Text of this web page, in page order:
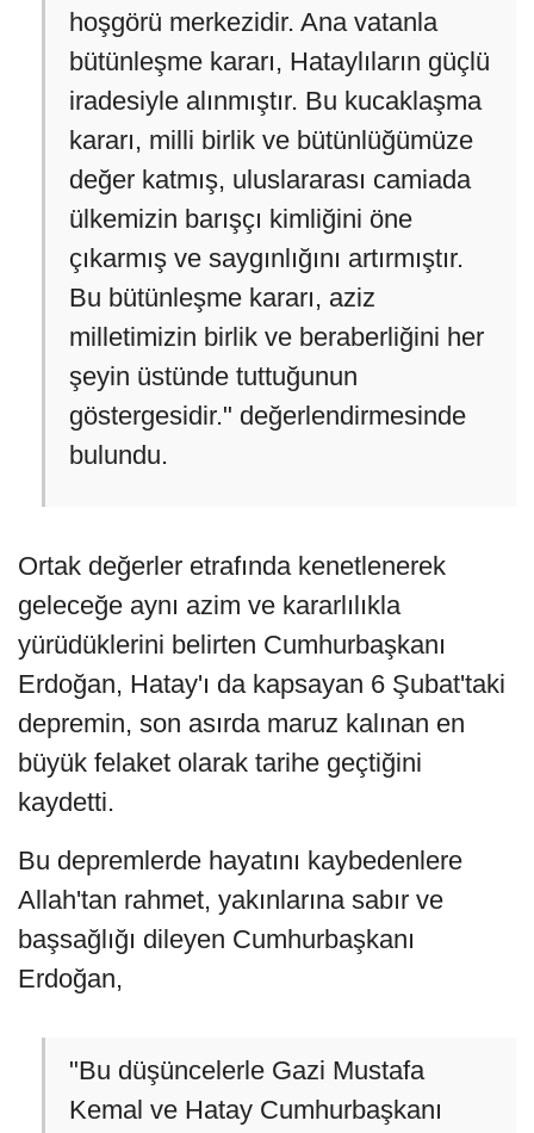
hoşgörü merkezidir. Ana vatanla
bütünleşme kararı, Hataylıların güçlü
iradesiyle alınmıştır. Bu kucaklaşma
kararı, milli birlik ve bütünlüğümüze
değer katmış, uluslararası camiada
ülkemizin barışçı kimliğini öne
çıkarmış ve saygınlığını artırmıştır.
Bu bütünleşme kararı, aziz
milletimizin birlik ve beraberliğini her
şeyin üstünde tuttuğunun
göstergesidir." değerlendirmesinde
bulundu.
Ortak değerler etrafında kenetlenerek
geleceğe aynı azim ve kararlılıkla
yürüdüklerini belirten Cumhurbaşkanı
Erdoğan, Hatay'ı da kapsayan 6 Şubat'taki
depremin, son asırda maruz kalınan en
büyük felaket olarak tarihe geçtiğini
kaydetti.
Bu depremlerde hayatını kaybedenlere
Allah'tan rahmet, yakınlarına sabır ve
başsağlığı dileyen Cumhurbaşkanı
Erdoğan,
"Bu düşüncelerle Gazi Mustafa
Kemal ve Hatay Cumhurbaşkanı